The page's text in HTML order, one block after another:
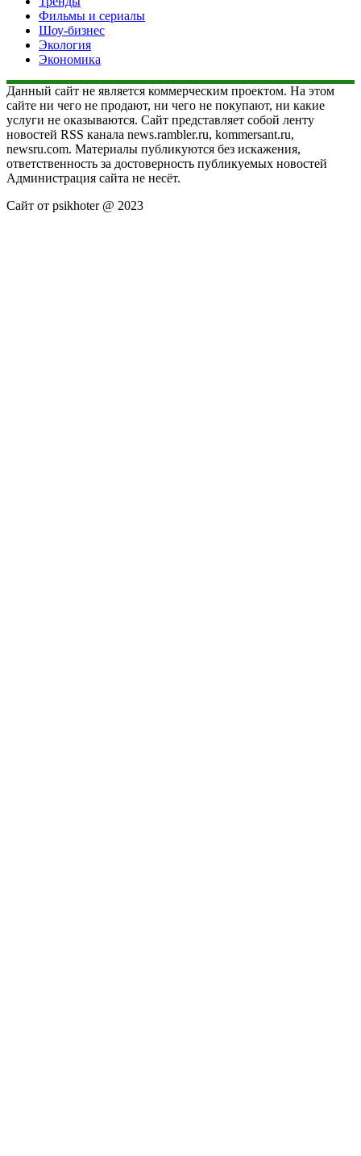
Фильмы и сериалы
Шоу-бизнес
Экология
Экономика
Данный сайт не является коммерческим проектом. На этом
сайте ни чего не продают, ни чего не покупают, ни какие
услуги не оказываются. Сайт представляет собой ленту
новостей RSS канала news.rambler.ru, kommersant.ru,
newsru.com. Материалы публикуются без искажения,
ответственность за достоверность публикуемых новостей
Администрация сайта не несёт.
Сайт от psikhoter @ 2023